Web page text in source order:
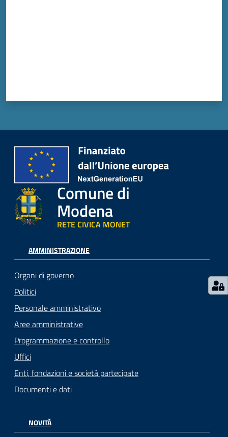
Comune di
Modena
RETE CIVICA MONET
AMMINISTRAZIONE
Organi di governo
Politici
Personale amministrativo
Aree amministrative
Programmazione e controllo
Uffici
Enti, fondazioni e società partecipate
Documenti e dati
NOVITÀ